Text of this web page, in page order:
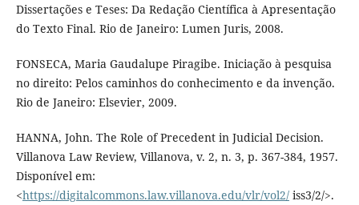
Dissertações e Teses: Da Redação Científica à Apresentação
do Texto Final. Rio de Janeiro: Lumen Juris, 2008.
FONSECA, Maria Gaudalupe Piragibe. Iniciação à pesquisa
no direito: Pelos caminhos do conhecimento e da invenção.
Rio de Janeiro: Elsevier, 2009.
HANNA, John. The Role of Precedent in Judicial Decision.
Villanova Law Review, Villanova, v. 2, n. 3, p. 367-384, 1957.
Disponível em:
<https://digitalcommons.law.villanova.edu/vlr/vol2/iss3/2/>.